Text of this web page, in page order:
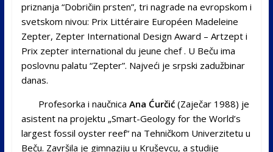
priznanja “Dobričiin prsten”, tri nagrade na evropskom i
svetskom nivou: Prix Littéraire Européen Madeleine
Zepter, Zepter International Design Award – Artzept i
Prix zepter international du jeune chef . U Beču ima
poslovnu palatu “Zepter”. Najveći je srpski zadužbinar
danas.
Profesorka i naučnica Ana Ćurčić(Zaječar 1988) je
asistent na projektu „Smart-Geology for the World’s
largest fossil oyster reef“ na Tehničkom Univerzitetu u
Beču. Završila je gimnaziju u Kruševcu, a studije